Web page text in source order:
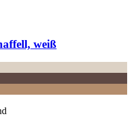
weiß